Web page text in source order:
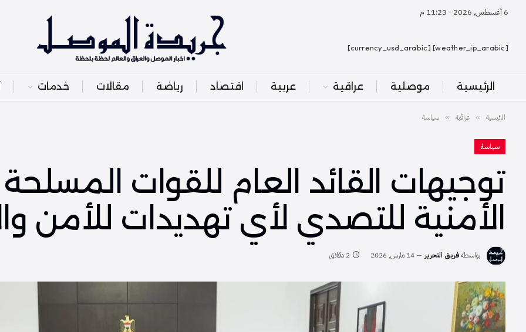
6 أغسطس, 2026 - 11:23 م
[weather_ip_arabic] [currency_usd_arabic]
الرئيسية موصلية عراقية عربية اقتصاد رياضة مقالات خدمات
الرئيسية » عراقية » سياسة
سياسة
توجيهات القائد العام للقوات المسلحة
الأمنية للتصدي لأي تهديدات للأمن
بواسطةفريق التحرير 14 مارس, 2026 2 دقائق